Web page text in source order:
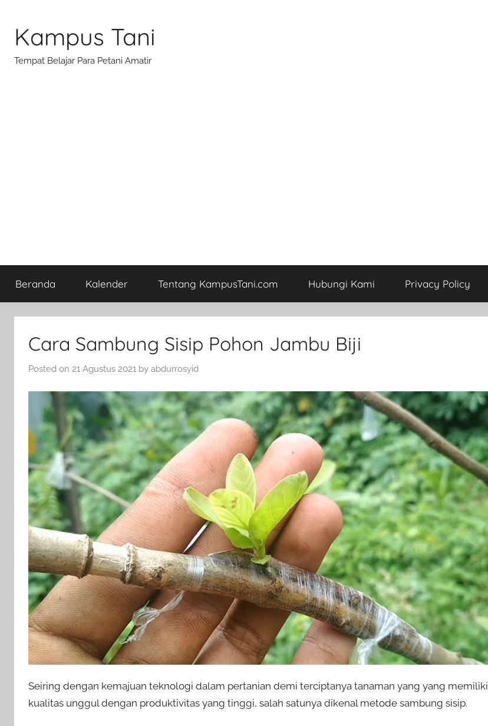
content
Kampus Tani
Tempat Belajar Para Petani Amatir
Beranda Kalender Tentang KampusTani.com Hubungi Kami Privacy Policy
Cara Sambung Sisip Pohon Jambu Biji
Posted on 21 Agustus 2021 by abdurrosyid
Seiring dengan kemajuan teknologi dalam pertanian demi terciptanya tanaman yang yang memiliki
kualitas unggul dengan produktivitas yang tinggi, salah satunya dikenal metode sambung sisip.